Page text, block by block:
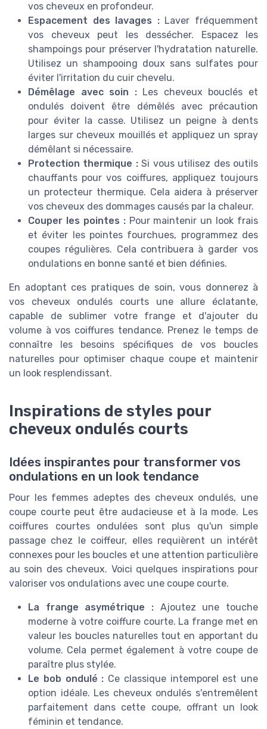
vos cheveux en profondeur.
Espacement des lavages :Laver fréquemment
vos cheveux peut les dessécher. Espacez les
shampoings pour préserver l'hydratation naturelle.
Utilisez un shampooing doux sans sulfates pour
éviter l'irritation du cuir chevelu.
Démêlage avec soin :Les cheveux bouclés et
ondulés doivent être démêlés avec précaution
pour éviter la casse. Utilisez un peigne à dents
larges sur cheveux mouillés et appliquez un spray
démêlant si nécessaire.
Protection thermique :Si vous utilisez des outils
chauffants pour vos coiffures, appliquez toujours
un protecteur thermique. Cela aidera à préserver
vos cheveux des dommages causés par la chaleur.
Couper les pointes :Pour maintenir un look frais
et éviter les pointes fourchues, programmez des
coupes régulières. Cela contribuera à garder vos
ondulations en bonne santé et bien définies.
En adoptant ces pratiques de soin, vous donnerez à
vos cheveux ondulés courts une allure éclatante,
capable de sublimer votre frange et d'ajouter du
volume à vos coiffures tendance. Prenez le temps de
connaître les besoins spécifiques de vos boucles
naturelles pour optimiser chaque coupe et maintenir
un look resplendissant.
Inspirations de styles pour
cheveux ondulés courts
Idées inspirantes pour transformer vos
ondulations en un look tendance
Pour les femmes adeptes des cheveux ondulés, une
coupe courte peut être audacieuse et à la mode. Les
coiffures courtes ondulées sont plus qu'un simple
passage chez le coiffeur, elles requièrent un intérêt
connexes pour les boucles et une attention particulière
au soin des cheveux. Voici quelques inspirations pour
valoriser vos ondulations avec une coupe courte.
La frange asymétrique : Ajoutez une touche
moderne à votre coiffure courte. La frange met en
valeur les boucles naturelles tout en apportant du
volume. Cela permet également à votre coupe de
paraître plus stylée.
Le bob ondulé : Ce classique intemporel est une
option idéale. Les cheveux ondulés s'entremêlent
parfaitement dans cette coupe, offrant un look
féminin et tendance.